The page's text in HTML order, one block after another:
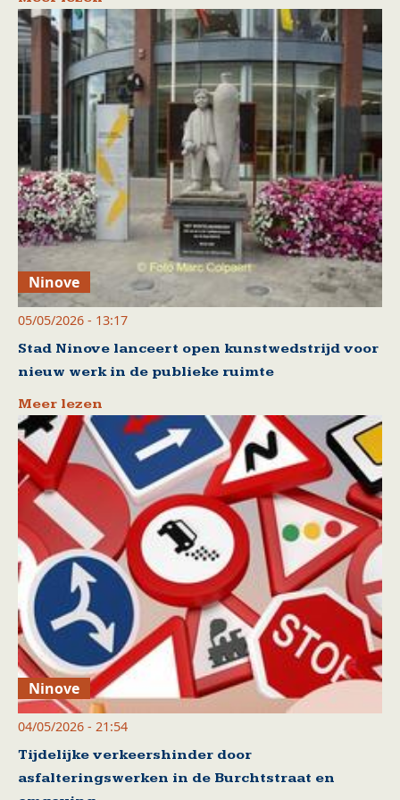
Ninove
05/05/2026 - 13:17
Stad Ninove lanceert open kunstwedstrijd voor
nieuw werk in de publieke ruimte
Meer lezen
Ninove
04/05/2026 - 21:54
Tijdelijke verkeershinder door
asfalteringswerken in de Burchtstraat en